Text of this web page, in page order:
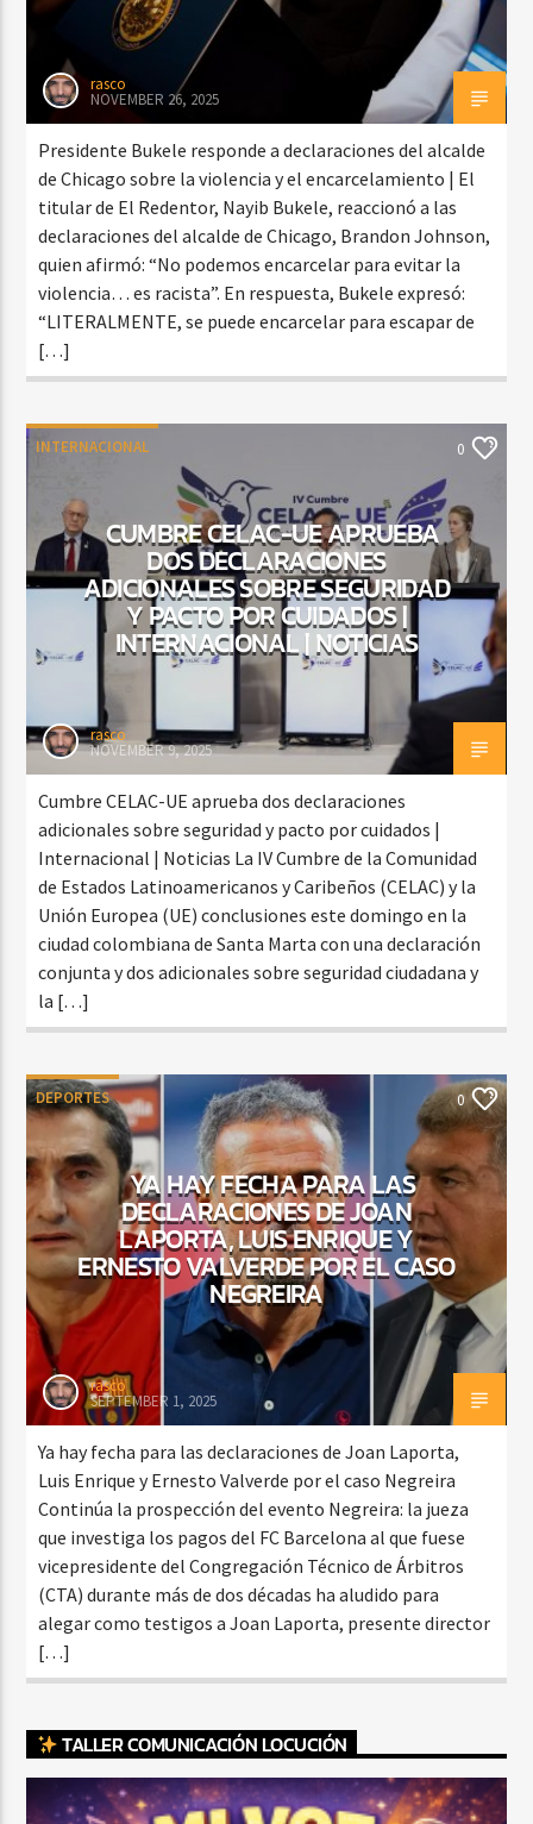
rasco
NOVEMBER 26, 2025
Presidente Bukele responde a declaraciones del alcalde
de Chicago sobre la violencia y el encarcelamiento | El
titular de El Redentor, Nayib Bukele, reaccionó a las
declaraciones del alcalde de Chicago, Brandon Johnson,
quien afirmó: “No podemos encarcelar para evitar la
violencia… es racista”. En respuesta, Bukele expresó:
“LITERALMENTE, se puede encarcelar para escapar de
[…]
INTERNACIONAL 0
CUMBRE CELAC-UE APRUEBA
DOS DECLARACIONES
ADICIONALES SOBRE SEGURIDAD
Y PACTO POR CUIDADOS |
INTERNACIONAL | NOTICIAS
rasco
NOVEMBER 9, 2025
Cumbre CELAC-UE aprueba dos declaraciones
adicionales sobre seguridad y pacto por cuidados |
Internacional | Noticias La IV Cumbre de la Comunidad
de Estados Latinoamericanos y Caribeños (CELAC) y la
Unión Europea (UE) conclusiones este domingo en la
ciudad colombiana de Santa Marta con una declaración
conjunta y dos adicionales sobre seguridad ciudadana y
la […]
DEPORTES 0
YA HAY FECHA PARA LAS
DECLARACIONES DE JOAN
LAPORTA, LUIS ENRIQUE Y
ERNESTO VALVERDE POR EL CASO
NEGREIRA
rasco
SEPTEMBER 1, 2025
Ya hay fecha para las declaraciones de Joan Laporta,
Luis Enrique y Ernesto Valverde por el caso Negreira
Continúa la prospección del evento Negreira: la jueza
que investiga los pagos del FC Barcelona al que fuese
vicepresidente del Congregación Técnico de Árbitros
(CTA) durante más de dos décadas ha aludido para
alegar como testigos a Joan Laporta, presente director
[…]
TALLER COMUNICACIÓN LOCUCIÓN